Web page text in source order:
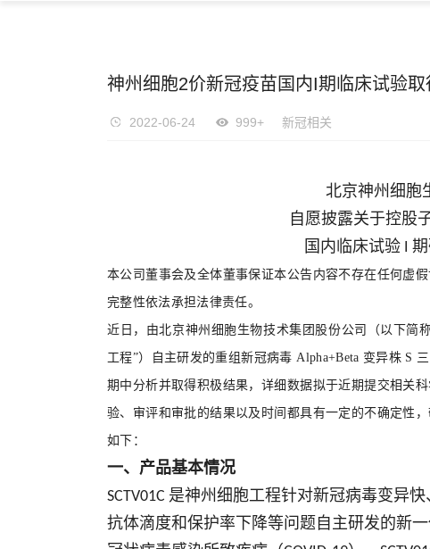
神州细胞2价新冠疫苗国内I期临床试验
2022-06-24 999+ 新冠相关
北京神州细胞
自愿披露关于控股
国内临床试验I
本公司董事会及全体董事保证本公告内容不存在任何虚
完整性依法承担法律责任。
近日，由北京神州细胞生物技术集团股份公司（以下简
工程”）自主研发的重组新冠病毒 Alpha+Beta 变异株 S
期中分析并取得积极结果，详细数据拟于近期提交相关
验、审评和审批的结果以及时间都具有一定的不确定性
如下：
一、产品基本情况
SCTV01C 是神州细胞工程针对新冠病毒变异
抗体滴度和保护率下降等问题自主研发的新